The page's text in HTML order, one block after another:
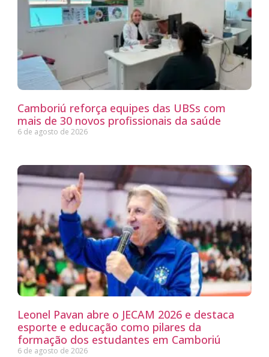
Camboriú reforça equipes das UBSs com
mais de 30 novos profissionais da saúde
6 de agosto de 2026
Leonel Pavan abre o JECAM 2026 e destaca
esporte e educação como pilares da
formação dos estudantes em Camboriú
6 de agosto de 2026